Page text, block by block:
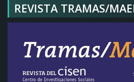
REVISTA TRAMAS/